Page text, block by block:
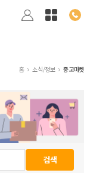
홈 소식/정보 중고마켓
검색